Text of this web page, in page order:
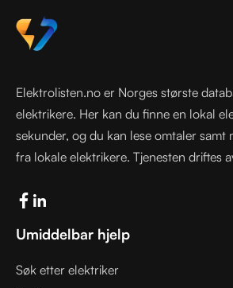
Elektrolisten.no er Norges største
elektrikere. Her kan du finne en lokal
sekunder, og du kan lese omtaler samt
fra lokale elektrikere. Tjenesten driftes
Umiddelbar hjelp
Søk etter elektriker